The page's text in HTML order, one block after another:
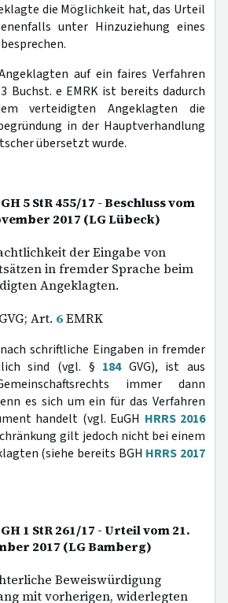
die Möglichkeit hat, das Urteil
unter Hinzuziehung eines
auf ein faires Verfahren
Buchst. e EMRK ist bereits dadurch
verteidigten Angeklagten die
in der Hauptverhandlung
übersetzt wurde.
5 StR 455/17 - Beschluss vom
2017 (LG Lübeck)
der Eingabe von
in fremder Sprache beim
Angeklagten.
GVG; Art. 6EMRK
schriftliche Eingaben in fremder
sind (vgl. § 184GVG), ist aus
immer dann
es sich um ein für das Verfahren
handelt (vgl. EuGH HRRS 2016
gilt jedoch nicht bei einem
(siehe bereits BGH HRRS 2017
1 StR 261/17 - Urteil vom 21.
2017 (LG Bamberg)
Beweiswürdigung
mit vorherigen, widerlegten